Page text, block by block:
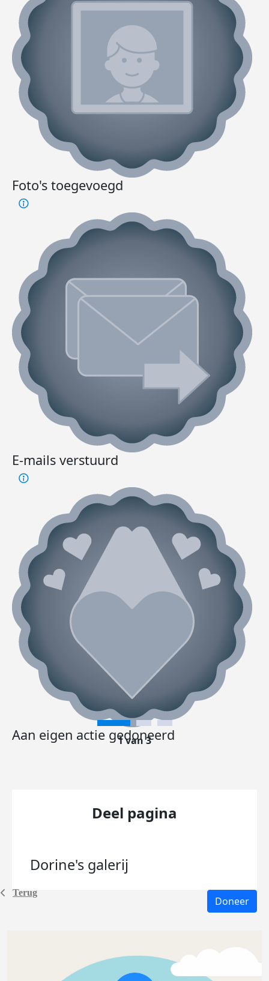
Terug
Foto's toegevoegd
E-mails verstuurd
Aan eigen actie gedoneerd
1 van 3
Deel pagina
Dorine's galerij
Doneer